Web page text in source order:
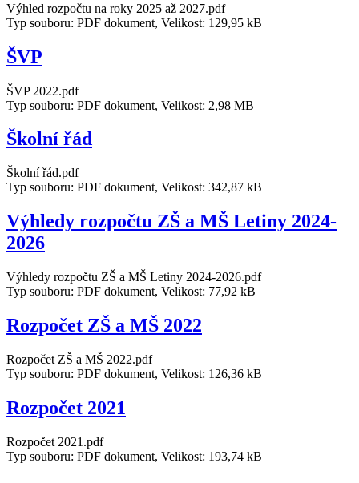
Výhled rozpočtu na roky 2025 až 2027.pdf
Typ souboru: PDF dokument, Velikost: 129,95 kB
ŠVP
ŠVP 2022.pdf
Typ souboru: PDF dokument, Velikost: 2,98 MB
Školní řád
Školní řád.pdf
Typ souboru: PDF dokument, Velikost: 342,87 kB
Výhledy rozpočtu ZŠ a MŠ Letiny 2024-
2026
Výhledy rozpočtu ZŠ a MŠ Letiny 2024-2026.pdf
Typ souboru: PDF dokument, Velikost: 77,92 kB
Rozpočet ZŠ a MŠ 2022
Rozpočet ZŠ a MŠ 2022.pdf
Typ souboru: PDF dokument, Velikost: 126,36 kB
Rozpočet 2021
Rozpočet 2021.pdf
Typ souboru: PDF dokument, Velikost: 193,74 kB